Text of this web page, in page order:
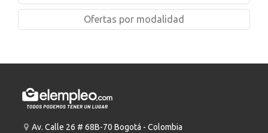
Ofertas por modalidad
Av. Calle 26 # 68B-70 Bogotá - Colombia